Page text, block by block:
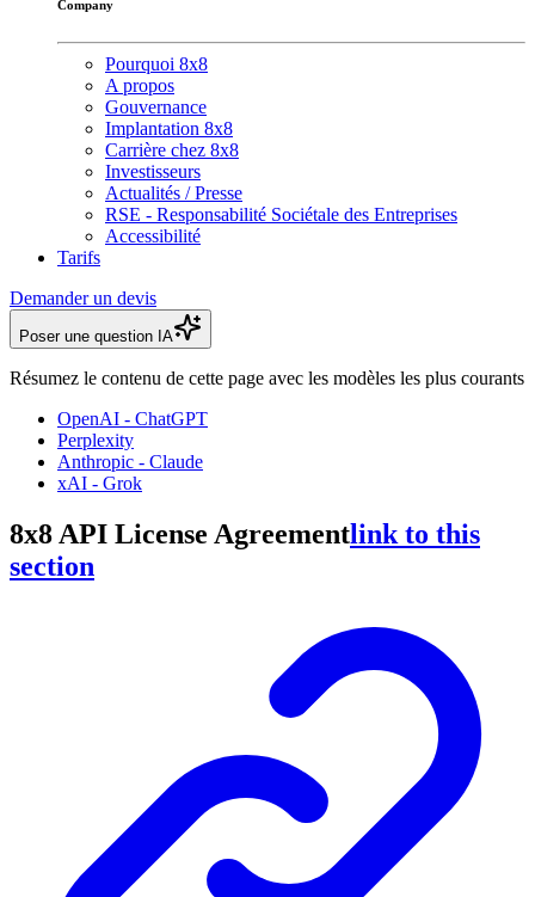
Company
Pourquoi 8x8
A propos
Gouvernance
Implantation 8x8
Carrière chez 8x8
Investisseurs
Actualités / Presse
RSE - Responsabilité Sociétale des Entreprises
Accessibilité
Tarifs
Demander un devis
Poser une question IA
Résumez le contenu de cette page avec les modèles les plus courants
OpenAI - ChatGPT
Perplexity
Anthropic - Claude
xAI - Grok
8x8 API License Agreementlink to this
section